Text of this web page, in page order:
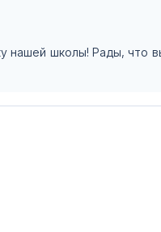
нашей школы! Рады, что